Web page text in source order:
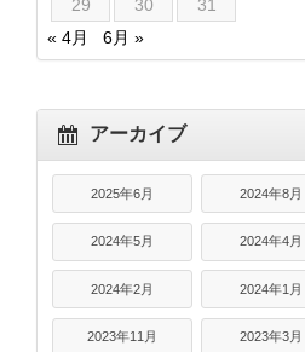
29
30
31
« 4月
6月 »
アーカイブ
2025年6月 2024年8月
2024年5月 2024年4月
2024年2月 2024年1月
2023年11月 2023年3月